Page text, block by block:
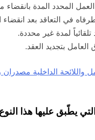
المحدد المدة بانقضاء
في التعاقد بعد انقضاء
تلقائياً لمدة غير محددة.
بتجديد العقد.
واللائحة الداخلية مصدران
يطّبق عليها هذا